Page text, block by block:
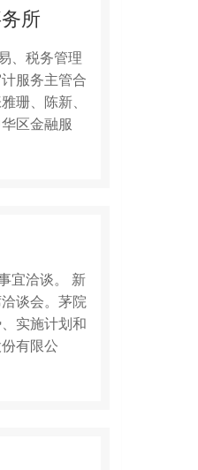
所
、税务管理
服务主管合
珊、陈新、
区金融服
宜洽谈。 新
谈会。茅院
实施计划和
有限公